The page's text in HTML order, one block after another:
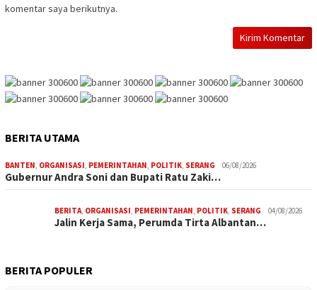
komentar saya berikutnya.
BERITA UTAMA
BANTEN ORGANISASI PEMERINTAHAN POLITIK SERANG 06/08/2026
Gubernur Andra Soni dan Bupati Ratu Zaki…
BERITA ORGANISASI PEMERINTAHAN POLITIK SERANG 04/08/2026
Jalin Kerja Sama, Perumda Tirta Albantan…
BERITA POPULER